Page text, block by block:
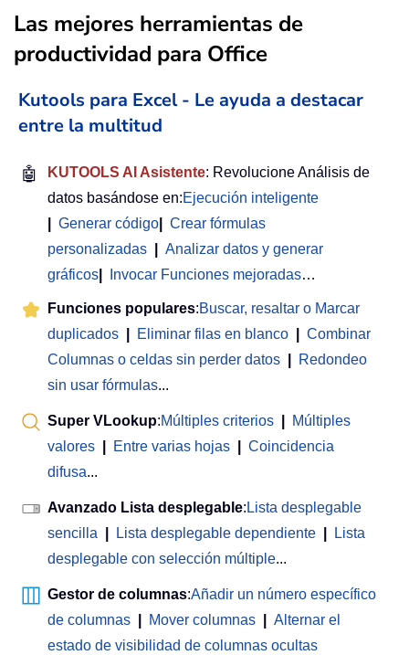
Las mejores herramientas de
productividad para Office
Kutools para Excel - Le ayuda a destacar
entre la multitud
🤖 KUTOOLS AI Asistente: Revolucione Análisis de
datos basándose en:Ejecución inteligente
Generar código
Crear fórmulas
personalizadas
Analizar datos y generar
gráficos
Invocar Funciones mejoradas…
Funciones populares:Buscar, resaltar o Marcar
duplicados
Eliminar filas en blanco
Combinar
Columnas o celdas sin perder datos
Redondeo
sin usar fórmulas...
Super VLookup:Múltiples criterios
Múltiples
valores
Entre varias hojas
Coincidencia
difusa...
Avanzado Lista desplegable:Lista desplegable
sencilla
Lista desplegable dependiente
Lista
desplegable con selección múltiple...
Gestor de columnas:Añadir un número específico
de columnas
Mover columnas
Alternar el
estado de visibilidad de columnas ocultas